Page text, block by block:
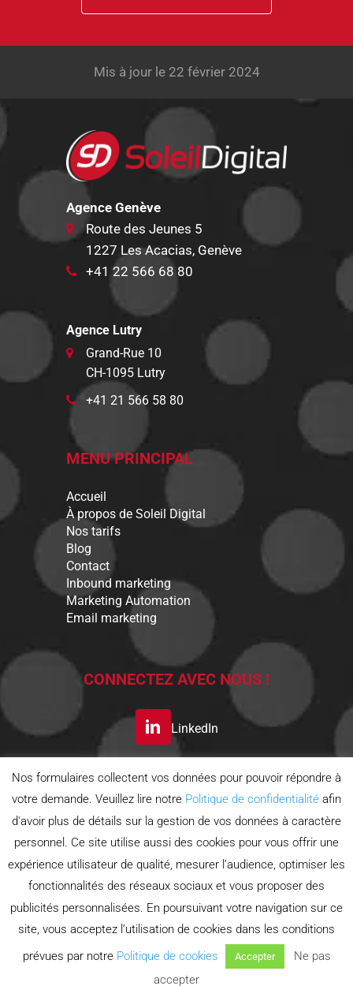
Mis à jour le 22 février 2024
Agence Genève
Route des Jeunes 5
1227 Les Acacias, Genève
+41 22 566 68 80
Agence Lutry
Grand-Rue 10
CH-1095 Lutry
+41 21 566 58 80
MENU PRINCIPAL
Accueil
À propos de Soleil Digital
Nos tarifs
Blog
Contact
Inbound marketing
Marketing Automation
Email marketing
CONNECTEZ AVEC NOUS !
LinkedIn
S’INSCRIRE A LA
NEWSLETTER
Politique de confidentialité
Politique d'utilisation des cookies
Conditions générales
Copyright 2026 Soleil Digital | Tous droits
Nos formulaires collectent vos données pour pouvoir répondre à
votre demande. Veuillez lire notre Politique de confidentialité afin
d'avoir plus de détails sur la gestion de vos données à caractère
personnel. Ce site utilise aussi des cookies pour vous offrir une
expérience utilisateur de qualité, mesurer l’audience, optimiser les
fonctionnalités des réseaux sociaux et vous proposer des
publicités personnalisées. En poursuivant votre navigation sur ce
site, vous acceptez l’utilisation de cookies dans les conditions
prévues par notre Politique de cookies Accepter
Ne pas
accepter